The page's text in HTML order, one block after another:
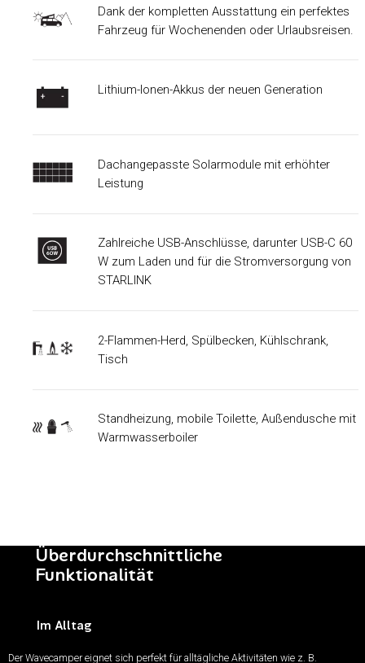
Dank der kompletten Ausstattung ein perfektes
Fahrzeug für Wochenenden oder Urlaubsreisen.
Lithium-Ionen-Akkus der neuen Generation
Dachangepasste Solarmodule mit erhöhter
Leistung
Zahlreiche USB-Anschlüsse, darunter USB-C 60
W zum Laden und für die Stromversorgung von
STARLINK
2-Flammen-Herd, Spülbecken, Kühlschrank,
Tisch
Standheizung, mobile Toilette, Außendusche mit
Warmwasserboiler
Überdurchschnittliche
Funktionalität
Im Alltag
Der Wavecamper eignet sich perfekt für alltägliche Aktivitäten wie z. B.